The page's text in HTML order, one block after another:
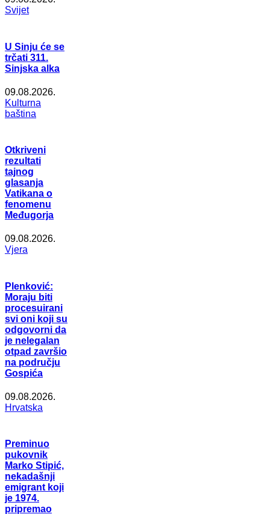
Svijet
U Sinju će se
trčati 311.
Sinjska alka
09.08.2026.
Kulturna
baština
Otkriveni
rezultati
tajnog
glasanja
Vatikana o
fenomenu
Međugorja
09.08.2026.
Vjera
Plenković:
Moraju biti
procesuirani
svi oni koji su
odgovorni da
je nelegalan
otpad završio
na području
Gospića
09.08.2026.
Hrvatska
Preminuo
pukovnik
Marko Stipić,
nekadašnji
emigrant koji
je 1974.
pripremao